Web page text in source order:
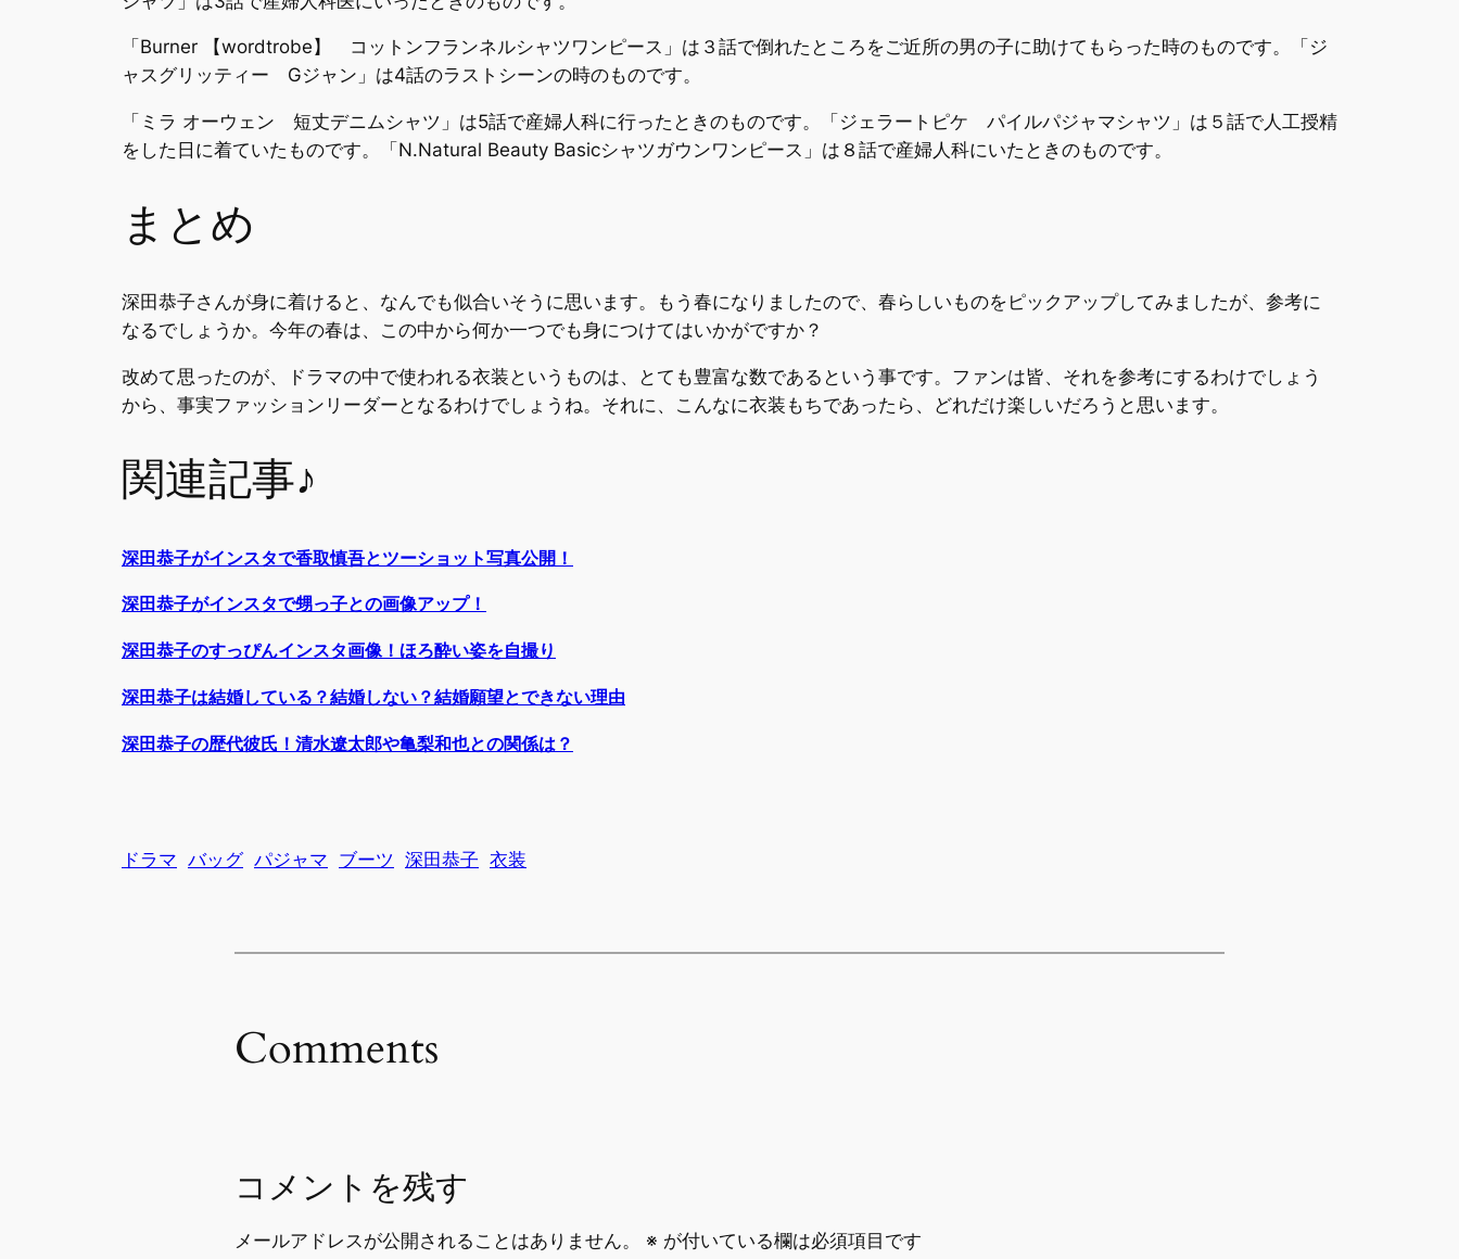
「Burner 【wordtrobe】 コットンフランネルシャツワンピース」は３話で倒れたところをご近所の男の子に助けてもらった時のものです。「ジ
ャスグリッティー Gジャン」は4話のラストシーンの時のものです。
「ミラ オーウェン 短丈デニムシャツ」は5話で産婦人科に行ったときのものです。「ジェラートピケ パイルパジャマシャツ」は５話で人工授精
をした日に着ていたものです。「N.Natural Beauty Basicシャツガウンワンピース」は８話で産婦人科にいたときのものです。
まとめ
深田恭子さんが身に着けると、なんでも似合いそうに思います。もう春になりましたので、春らしいものをピックアップしてみましたが、参考に
なるでしょうか。今年の春は、この中から何か一つでも身につけてはいかがですか？
改めて思ったのが、ドラマの中で使われる衣装というものは、とても豊富な数であるという事です。ファンは皆、それを参考にするわけでしょう
から、事実ファッションリーダーとなるわけでしょうね。それに、こんなに衣装もちであったら、どれだけ楽しいだろうと思います。
関連記事♪
深田恭子がインスタで香取慎吾とツーショット写真公開！
深田恭子がインスタで甥っ子との画像アップ！
深田恭子のすっぴんインスタ画像！ほろ酔い姿を自撮り
深田恭子は結婚している？結婚しない？結婚願望とできない理由
深田恭子の歴代彼氏！清水遼太郎や亀梨和也との関係は？
ドラマ バッグ パジャマ ブーツ 深田恭子 衣装
Comments
コメントを残す
メールアドレスが公開されることはありません。 ※ が付いている欄は必須項目です